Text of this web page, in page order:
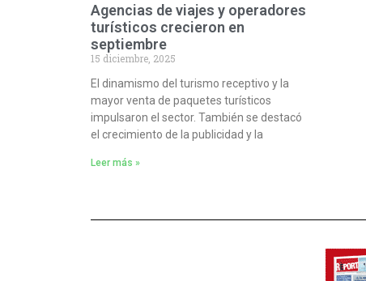
Agencias de viajes y operadores
turísticos crecieron en
septiembre
15 diciembre, 2025
El dinamismo del turismo receptivo y la
mayor venta de paquetes turísticos
impulsaron el sector. También se destacó
el crecimiento de la publicidad y la
Leer más »